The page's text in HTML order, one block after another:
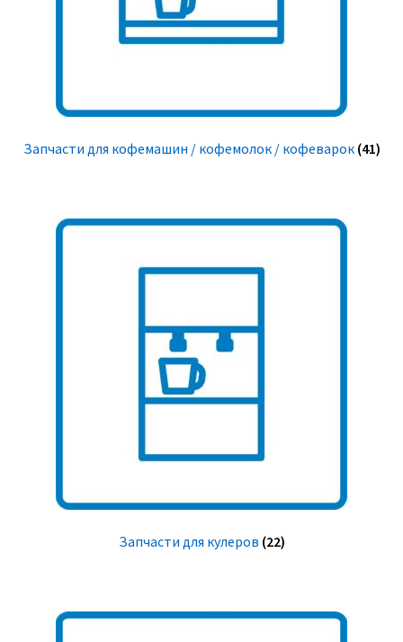
Запчасти для кофемашин / кофемолок / кофеварок (41)
Запчасти для кулеров (22)